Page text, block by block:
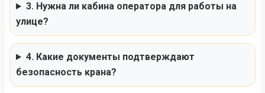
3. Нужна ли кабина оператора для работы на
улице?
4. Какие документы подтверждают
безопасность крана?